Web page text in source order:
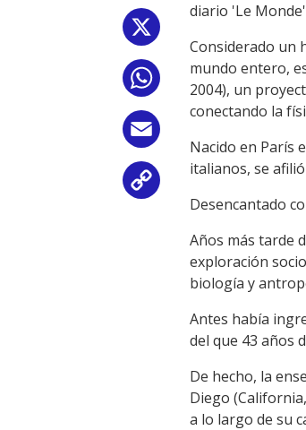
WhatsApp
diario 'Le
Considerado un
mundo entero,
2004), un
conectando la
Nacido en París
italianos, se
Desencantado
Años más tarde
exploración
biología y
Antes había
del que 43 años
De hecho, la
Diego
a lo largo de su